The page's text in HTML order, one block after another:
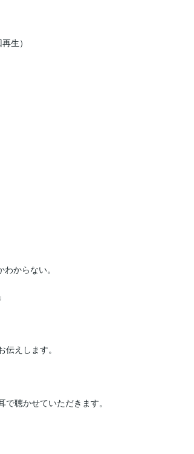
生）
からない。
えします。
聴かせていただきます。